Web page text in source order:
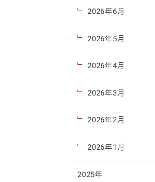
2026年6月
2026年5月
2026年4月
2026年3月
2026年2月
2026年1月
2025年